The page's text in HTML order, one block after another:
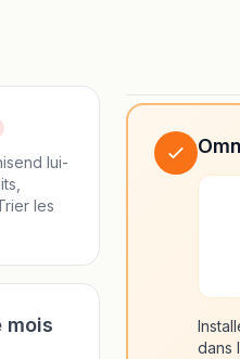
lui-
les
mois
dans